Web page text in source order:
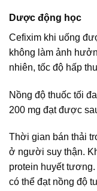
Dược động học
Cefixim khi uống
không làm ảnh
nhiên, tốc độ hấp
Nồng độ thuốc tối
200 mg đạt được
Thời gian bán thải
ở người suy thận.
protein huyết
có thể đạt nồng độ